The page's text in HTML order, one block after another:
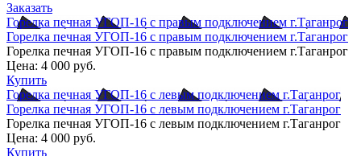
Заказать
Горелка печная УГОП-16 с правым подключением г.Таганрог
Горелка печная УГОП-16 с правым подключением г.Таганрог
Горелка печная УГОП-16 с правым подключением г.Таганрог
Цена: 4 000 руб.
Купить
Горелка печная УГОП-16 с левым подключением г.Таганрог
Горелка печная УГОП-16 с левым подключением г.Таганрог
Горелка печная УГОП-16 с левым подключением г.Таганрог
Цена: 4 000 руб.
Купить